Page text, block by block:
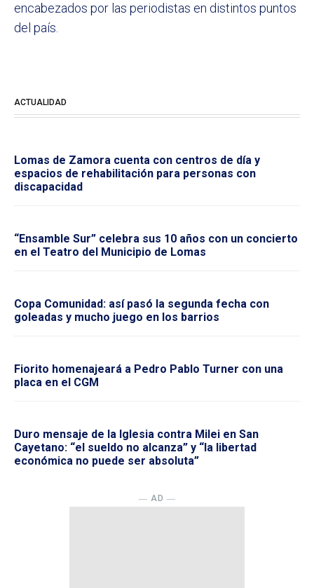
encabezados por las periodistas en distintos puntos
del país.
ACTUALIDAD
Lomas de Zamora cuenta con centros de día y
espacios de rehabilitación para personas con
discapacidad
“Ensamble Sur” celebra sus 10 años con un concierto
en el Teatro del Municipio de Lomas
Copa Comunidad: así pasó la segunda fecha con
goleadas y mucho juego en los barrios
Fiorito homenajeará a Pedro Pablo Turner con una
placa en el CGM
Duro mensaje de la Iglesia contra Milei en San
Cayetano: “el sueldo no alcanza” y “la libertad
económica no puede ser absoluta”
― AD ―